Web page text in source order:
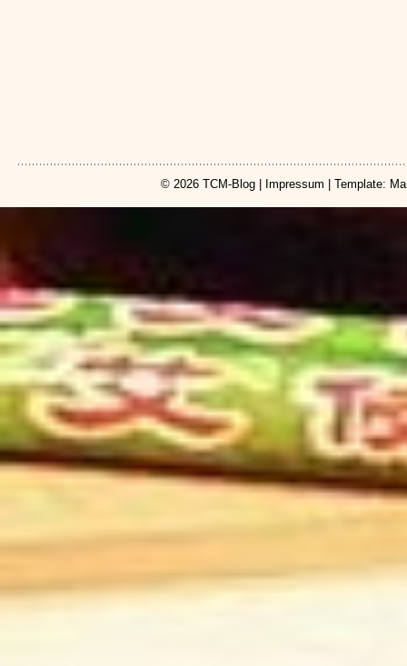
© 2026 TCM-Blog| Impressum | Template: